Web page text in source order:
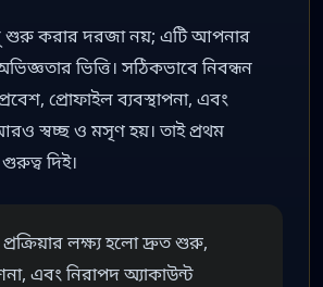
শুরু করার দরজা নয়; এটি আপনার
ভিত্তি। সঠিকভাবে নিবন্ধন
প্রোফাইল ব্যবস্থাপনা, এবং
আরও স্বচ্ছ ও মসৃণ হয়। তাই প্রথম
দিই।
লক্ষ্য হলো দ্রুত শুরু,
এবং নিরাপদ অ্যাকাউন্ট